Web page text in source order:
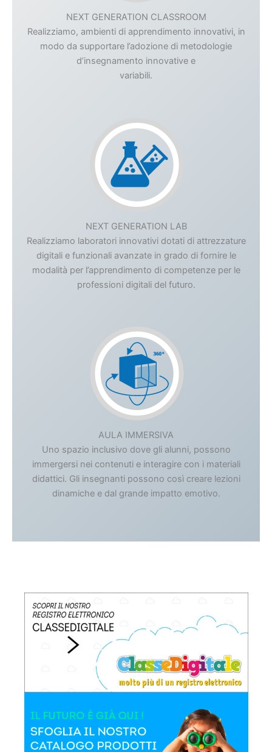
NEXT GENERATION CLASSROOM
Realizziamo, ambienti di apprendimento innovativi, in
modo da supportare l’adozione di metodologie
d’insegnamento innovative e
variabili.
NEXT GENERATION LAB
Realizziamo laboratori innovativi dotati di attrezzature
digitali e funzionali avanzate in grado di fornire le
modalità per l’apprendimento di competenze per le
professioni digitali del futuro.
AULA IMMERSIVA
Uno spazio inclusivo dove gli alunni, possono
immergersi nei contenuti e interagire con i materiali
didattici. Gli insegnanti possono così creare lezioni
dinamiche e dal grande impatto emotivo.